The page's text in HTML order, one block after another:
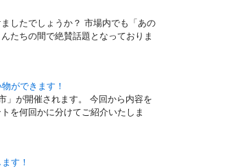
したでしょうか？ 市場内でも「あの
たちの間で絶賛話題となっておりま
ができます！
」が開催されます。 今回から内容を
を何回かに分けてご紹介いたしま
す！